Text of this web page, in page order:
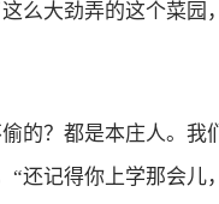
么大劲弄的这个菜园
的？都是本庄人。我
“还记得你上学那会儿